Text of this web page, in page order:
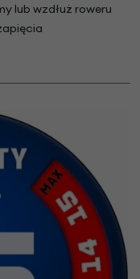
lub wzdłuż roweru